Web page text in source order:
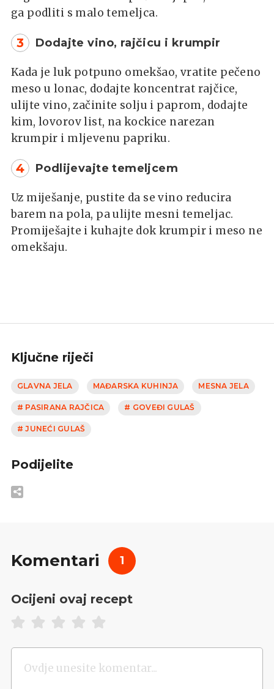
ga podliti s malo temeljca.
3 Dodajte vino, rajčicu i krumpir
Kada je luk potpuno omekšao, vratite pečeno
meso u lonac, dodajte koncentrat rajčice,
ulijte vino, začinite solju i paprom, dodajte
kim, lovorov list, na kockice narezan
krumpir i mljevenu papriku.
4 Podlijevajte temeljcem
Uz miješanje, pustite da se vino reducira
barem na pola, pa ulijte mesni temeljac.
Promiješajte i kuhajte dok krumpir i meso ne
omekšaju.
Ključne riječi
GLAVNA JELA MAĐARSKA KUHINJA MESNA JELA
# PASIRANA RAJČICA # GOVEĐI GULAŠ
# JUNEĆI GULAŠ
Podijelite
Komentari 1
Ocijeni ovaj recept